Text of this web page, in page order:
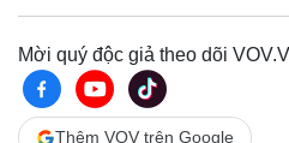
Mời quý độc giả theo dõi
Thêm VOV trên Google